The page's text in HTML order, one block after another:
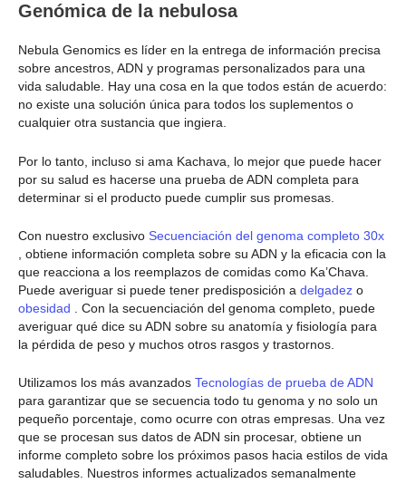
Genómica de la nebulosa
Nebula Genomics es líder en la entrega de información precisa
sobre ancestros, ADN y programas personalizados para una
vida saludable. Hay una cosa en la que todos están de acuerdo:
no existe una solución única para todos los suplementos o
cualquier otra sustancia que ingiera.
Por lo tanto, incluso si ama Kachava, lo mejor que puede hacer
por su salud es hacerse una prueba de ADN completa para
determinar si el producto puede cumplir sus promesas.
Con nuestro exclusivo Secuenciación del genoma completo 30x
, obtiene información completa sobre su ADN y la eficacia con la
que reacciona a los reemplazos de comidas como Ka’Chava.
Puede averiguar si puede tener predisposición a delgadez o
obesidad . Con la secuenciación del genoma completo, puede
averiguar qué dice su ADN sobre su anatomía y fisiología para
la pérdida de peso y muchos otros rasgos y trastornos.
Utilizamos los más avanzados Tecnologías de prueba de ADN
para garantizar que se secuencia todo tu genoma y no solo un
pequeño porcentaje, como ocurre con otras empresas. Una vez
que se procesan sus datos de ADN sin procesar, obtiene un
informe completo sobre los próximos pasos hacia estilos de vida
saludables. Nuestros informes actualizados semanalmente